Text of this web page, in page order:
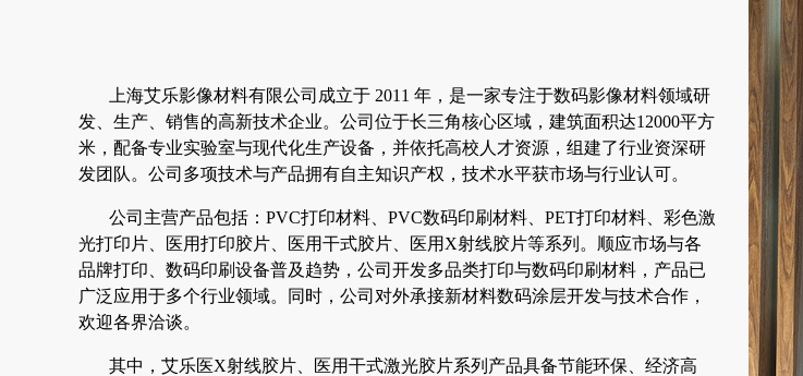
上海艾乐影像材料有限公司成立于 2011 年，是一家专注于数码影像材料领域研
发、生产、销售的高新技术企业。公司位于长三角核心区域，建筑面积达12000平方
米，配备专业实验室与现代化生产设备，并依托高校人才资源，组建了行业资深研
发团队。公司多项技术与产品拥有自主知识产权，技术水平获市场与行业认可。
公司主营产品包括：PVC打印材料、PVC数码印刷材料、PET打印材料、彩色激
光打印片、医用打印胶片、医用干式胶片、医用X射线胶片等系列。顺应市场与各
品牌打印、数码印刷设备普及趋势，公司开发多品类打印与数码印刷材料，产品已
广泛应用于多个行业领域。同时，公司对外承接新材料数码涂层开发与技术合作，
欢迎各界洽谈。
其中，艾乐医X射线胶片、医用干式激光胶片系列产品具备节能环保、经济高